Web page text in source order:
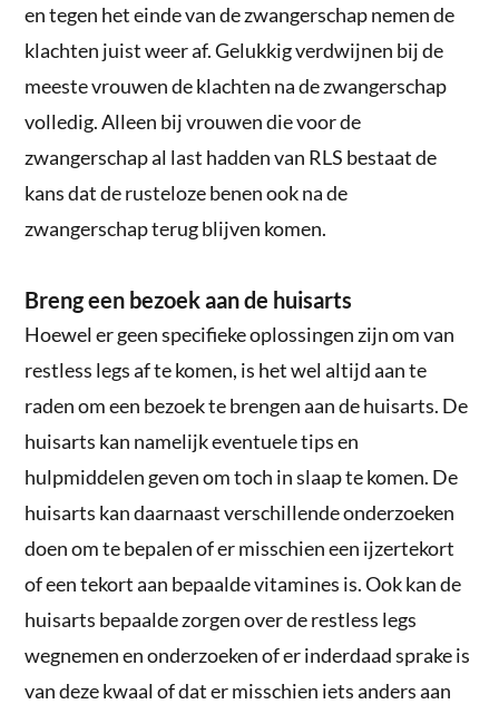
en tegen het einde van de zwangerschap nemen de
klachten juist weer af. Gelukkig verdwijnen bij de
meeste vrouwen de klachten na de zwangerschap
volledig. Alleen bij vrouwen die voor de
zwangerschap al last hadden van RLS bestaat de
kans dat de rusteloze benen ook na de
zwangerschap terug blijven komen.
Breng een bezoek aan de huisarts
Hoewel er geen specifieke oplossingen zijn om van
restless legs af te komen, is het wel altijd aan te
raden om een bezoek te brengen aan de huisarts. De
huisarts kan namelijk eventuele tips en
hulpmiddelen geven om toch in slaap te komen. De
huisarts kan daarnaast verschillende onderzoeken
doen om te bepalen of er misschien een ijzertekort
of een tekort aan bepaalde vitamines is. Ook kan de
huisarts bepaalde zorgen over de restless legs
wegnemen en onderzoeken of er inderdaad sprake is
van deze kwaal of dat er misschien iets anders aan